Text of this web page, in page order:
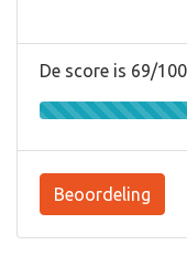
De score is 69/100
Beoordeling